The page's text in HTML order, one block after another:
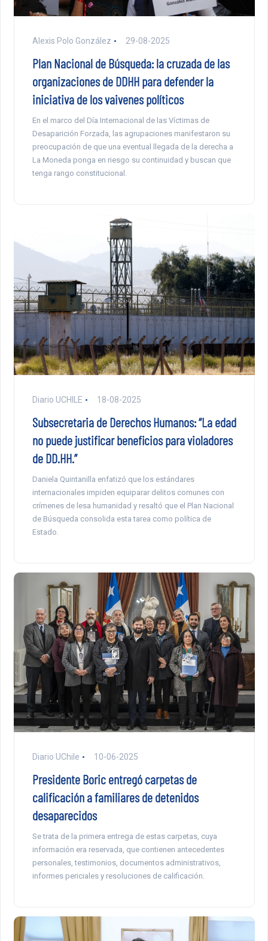
Alexis Polo González 29-08-2025
Plan Nacional de Búsqueda: la cruzada de las
organizaciones de DDHH para defender la
iniciativa de los vaivenes políticos
En el marco del Día Internacional de las Víctimas de
Desaparición Forzada, las agrupaciones manifestaron su
preocupación de que una eventual llegada de la derecha a
La Moneda ponga en riesgo su continuidad y buscan que
tenga rango constitucional.
Diario UCHILE 18-08-2025
Subsecretaria de Derechos Humanos: “La edad
no puede justificar beneficios para violadores
de DD.HH.”
Daniela Quintanilla enfatizó que los estándares
internacionales impiden equiparar delitos comunes con
crímenes de lesa humanidad y resaltó que el Plan Nacional
de Búsqueda consolida esta tarea como política de
Estado.
Diario UChile 10-06-2025
Presidente Boric entregó carpetas de
calificación a familiares de detenidos
desaparecidos
Se trata de la primera entrega de estas carpetas, cuya
información era reservada, que contienen antecedentes
personales, testimonios, documentos administrativos,
informes periciales y resoluciones de calificación.